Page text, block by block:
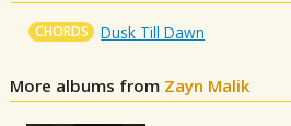
CHORDS Dusk Till Dawn
More albums from Zayn Malik